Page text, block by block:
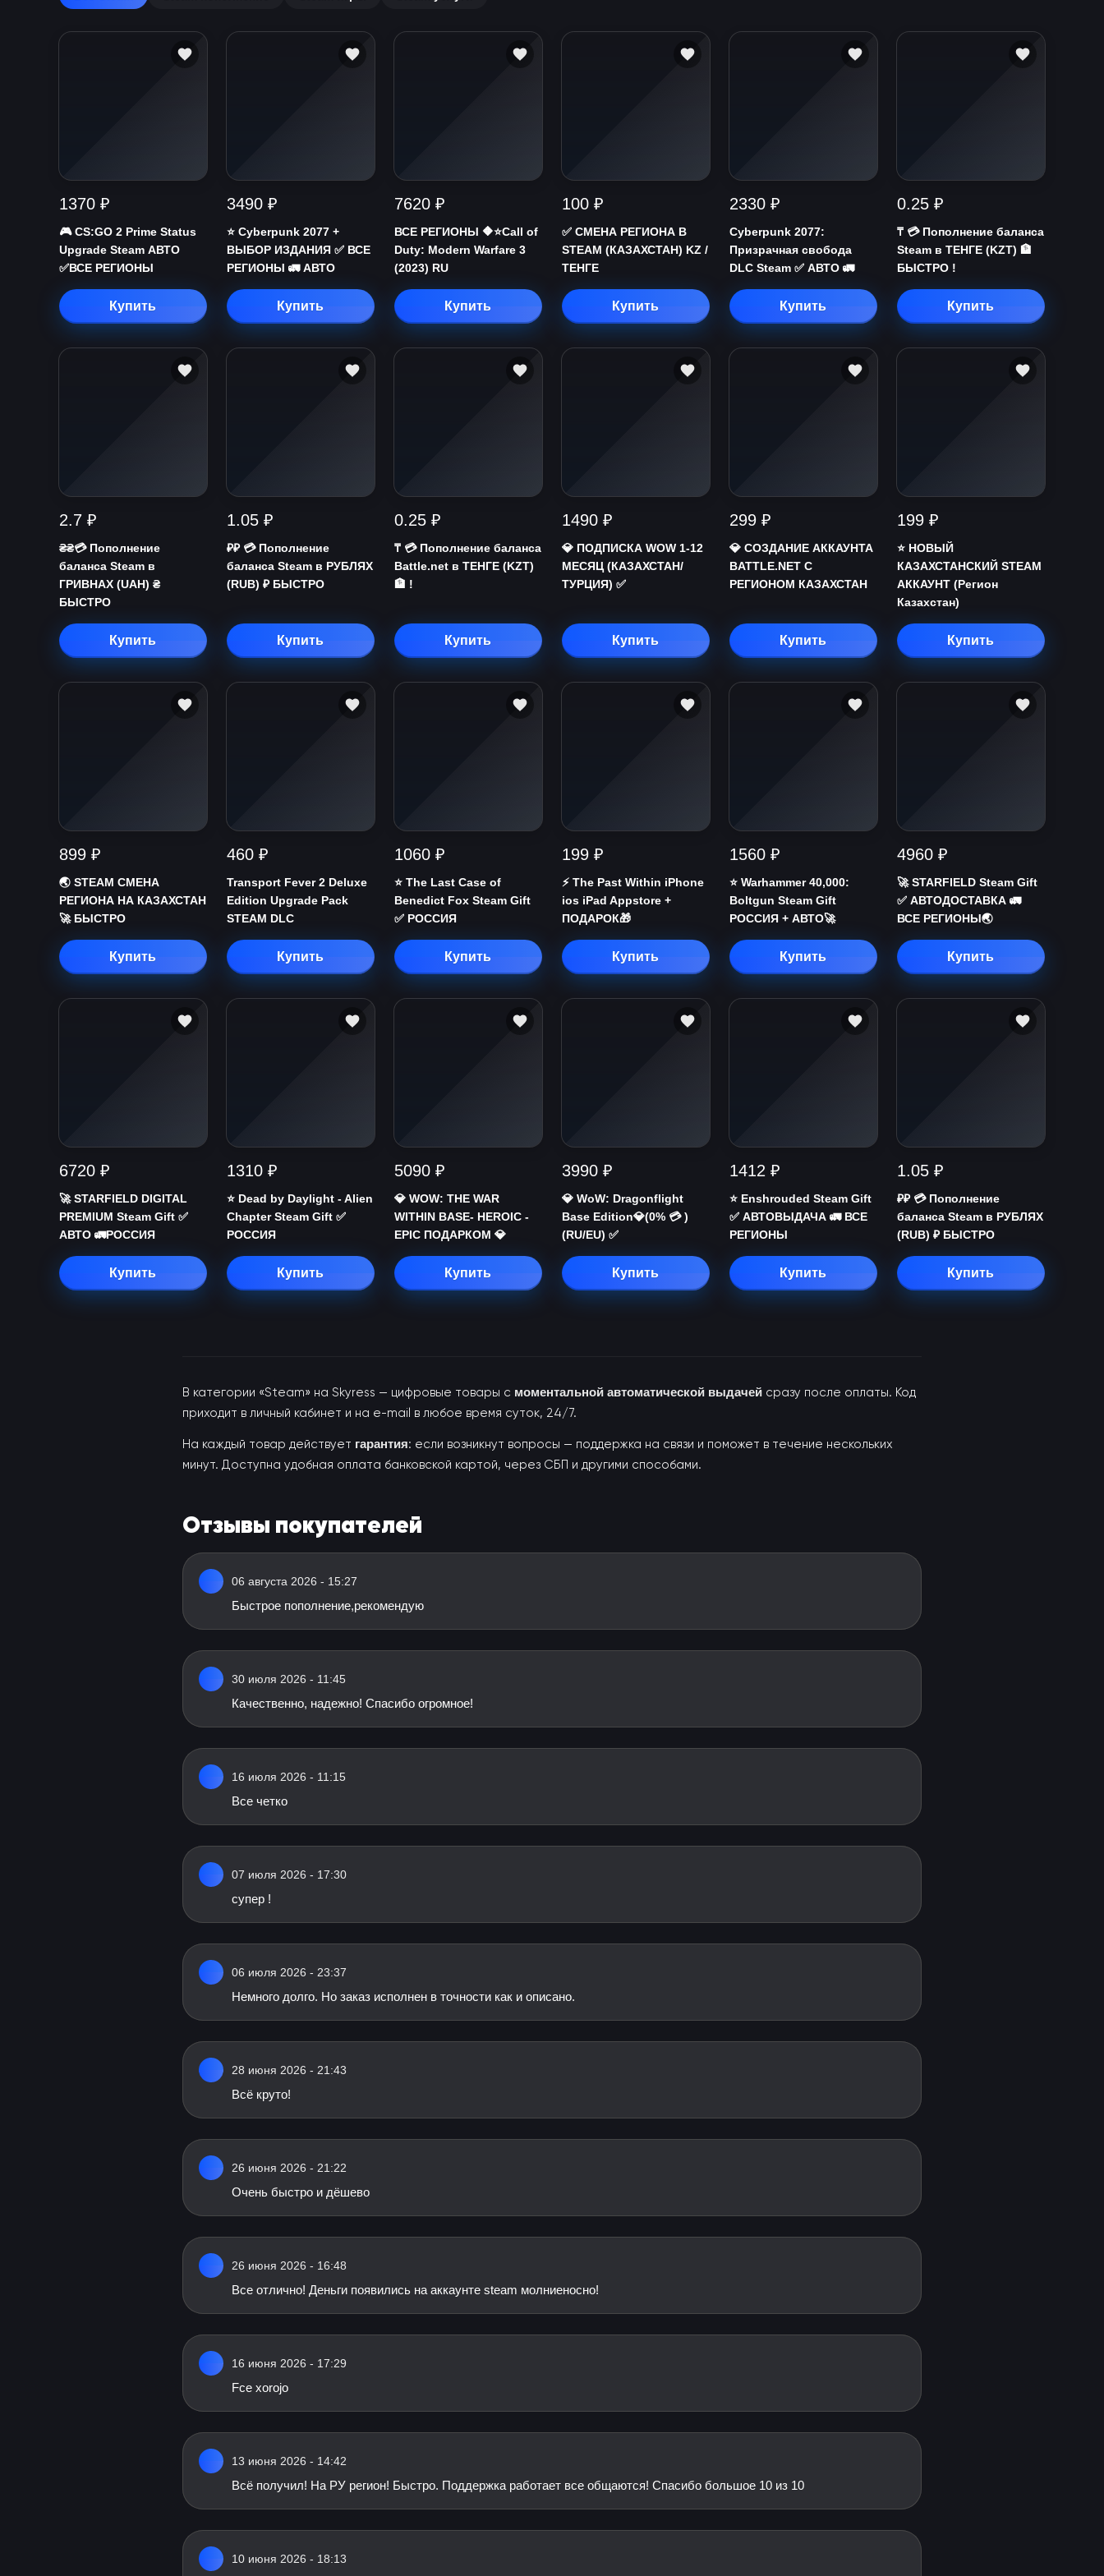
1370 ₽
🎮 CS:GO 2 Prime Status
Upgrade Steam АВТО
✅ВСЕ РЕГИОНЫ
Купить
3490 ₽
⭐ Cyberpunk 2077 +
ВЫБОР ИЗДАНИЯ ✅ ВСЕ
РЕГИОНЫ 🚛 АВТО
Купить
7620 ₽
ВСЕ РЕГИОНЫ 🔶⭐Call of
Duty: Modern Warfare 3
(2023) RU
Купить
100 ₽
✅ СМЕНА РЕГИОНА В
STEAM (КАЗАХСТАН) KZ /
ТЕНГЕ
Купить
2330 ₽
Cyberpunk 2077:
Призрачная свобода
DLC Steam ✅ АВТО 🚛
Купить
0.25 ₽
₸ 💳 Пополнение баланса
Steam в ТЕНГЕ (KZT) 🏦
БЫСТРО !
Купить
2.7 ₽
₴₴💳 Пополнение
баланса Steam в
ГРИВНАХ (UAH) ₴
БЫСТРО
Купить
1.05 ₽
₽₽ 💳 Пополнение
баланса Steam в РУБЛЯХ
(RUB) ₽ БЫСТРО
Купить
0.25 ₽
₸ 💳 Пополнение баланса
Battle.net в ТЕНГЕ (KZT)
🏦 !
Купить
1490 ₽
💎 ПОДПИСКА WOW 1-12
МЕСЯЦ (КАЗАХСТАН/
ТУРЦИЯ) ✅
Купить
299 ₽
💎 СОЗДАНИЕ АККАУНТА
BATTLE.NET С
РЕГИОНОМ КАЗАХСТАН
Купить
199 ₽
⭐️ НОВЫЙ
КАЗАХСТАНСКИЙ STEAM
АККАУНТ (Регион
Казахстан)
Купить
899 ₽
🌏 STEAM СМЕНА
РЕГИОНА НА КАЗАХСТАН
🚀 БЫСТРО
Купить
460 ₽
Transport Fever 2 Deluxe
Edition Upgrade Pack
STEAM DLC
Купить
1060 ₽
⭐️ The Last Case of
Benedict Fox Steam Gift
✅ РОССИЯ
Купить
199 ₽
⚡️ The Past Within iPhone
ios iPad Appstore +
ПОДАРОК🎁
Купить
1560 ₽
⭐️ Warhammer 40,000:
Boltgun Steam Gift
РОССИЯ + АВТО🚀
Купить
4960 ₽
🚀 STARFIELD Steam Gift
✅ АВТОДОСТАВКА 🚛
ВСЕ РЕГИОНЫ🌏
Купить
6720 ₽
🚀 STARFIELD DIGITAL
PREMIUM Steam Gift ✅
АВТО 🚛РОССИЯ
Купить
1310 ₽
⭐️ Dead by Daylight - Alien
Chapter Steam Gift ✅
РОССИЯ
Купить
5090 ₽
💎 WOW: THE WAR
WITHIN BASE- HEROIC -
EPIC ПОДАРКОМ 💎
Купить
3990 ₽
💎 WoW: Dragonflight
Base Edition💎(0% 💳 )
(RU/EU) ✅
Купить
1412 ₽
⭐️ Enshrouded Steam Gift
✅ АВТОВЫДАЧА 🚛 ВСЕ
РЕГИОНЫ
Купить
1.05 ₽
₽₽ 💳 Пополнение
баланса Steam в РУБЛЯХ
(RUB) ₽ БЫСТРО
Купить
В категории «Steam» на Skyress — цифровые товары с моментальной автоматической выдачей сразу после оплаты. Код
приходит в личный кабинет и на e-mail в любое время суток, 24/7.
На каждый товар действует гарантия: если возникнут вопросы — поддержка на связи и поможет в течение нескольких
минут. Доступна удобная оплата банковской картой, через СБП и другими способами.
Отзывы покупателей
06 августа 2026 - 15:27
Быстрое пополнение,рекомендую
30 июля 2026 - 11:45
Качественно, надежно! Спасибо огромное!
16 июля 2026 - 11:15
Все четко
07 июля 2026 - 17:30
супер !
06 июля 2026 - 23:37
Немного долго. Но заказ исполнен в точности как и описано.
28 июня 2026 - 21:43
Всё круто!
26 июня 2026 - 21:22
Очень быстро и дёшево
26 июня 2026 - 16:48
Все отлично! Деньги появились на аккаунте steam молниеносно!
16 июня 2026 - 17:29
Fce xorojo
13 июня 2026 - 14:42
Всё получил! На РУ регион! Быстро. Поддержка работает все общаются! Спасибо большое 10 из 10
10 июня 2026 - 18:13